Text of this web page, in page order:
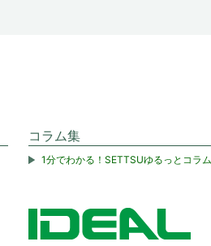
コラム集
1分でわかる！SETTSUゆるっとコラム